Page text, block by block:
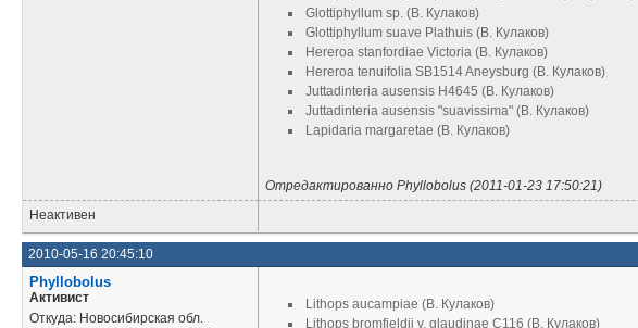
Glottiphyllum sp. (В. Кулаков)
Glottiphyllum suave Plathuis (В. Кулаков)
Hereroa stanfordiae Victoria (В. Кулаков)
Hereroa tenuifolia SB1514 Aneysburg (В. Кулаков)
Juttadinteria ausensis H4645 (В. Кулаков)
Juttadinteria ausensis "suavissima" (В. Кулаков)
Lapidaria margaretae (В. Кулаков)
Отредактированно Phyllobolus (2011-01-23 17:50:21)
Неактивен
2010-05-16 20:45:10
Phyllobolus
Активист
Откуда: Новосибирская обл.
Lithops aucampiae (В. Кулаков)
Lithops bromfieldii v. glaudinae C116 (В. Кулаков)